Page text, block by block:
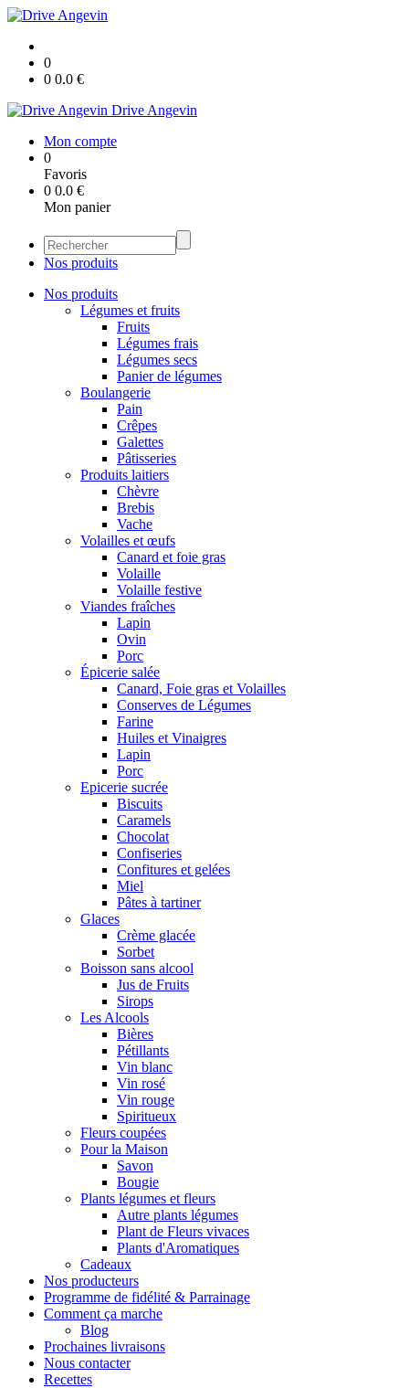
0
0 0.0 €
Drive Angevin
Mon compte
0
Favoris
0 0.0 €
Mon panier
Nos produits
Nos produits
Légumes et fruits
Fruits
Légumes frais
Légumes secs
Panier de légumes
Boulangerie
Pain
Crêpes
Galettes
Pâtisseries
Produits laitiers
Chèvre
Brebis
Vache
Volailles et œufs
Canard et foie gras
Volaille
Volaille festive
Viandes fraîches
Lapin
Ovin
Porc
Épicerie salée
Canard, Foie gras et Volailles
Conserves de Légumes
Farine
Huiles et Vinaigres
Lapin
Porc
Epicerie sucrée
Biscuits
Caramels
Chocolat
Confiseries
Confitures et gelées
Miel
Pâtes à tartiner
Glaces
Crème glacée
Sorbet
Boisson sans alcool
Jus de Fruits
Sirops
Les Alcools
Bières
Pétillants
Vin blanc
Vin rosé
Vin rouge
Spiritueux
Fleurs coupées
Pour la Maison
Savon
Bougie
Plants légumes et fleurs
Autre plants légumes
Plant de Fleurs vivaces
Plants d'Aromatiques
Cadeaux
Nos producteurs
Programme de fidélité & Parrainage
Comment ça marche
Blog
Prochaines livraisons
Nous contacter
Recettes